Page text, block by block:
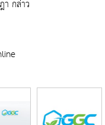
า กล่าว